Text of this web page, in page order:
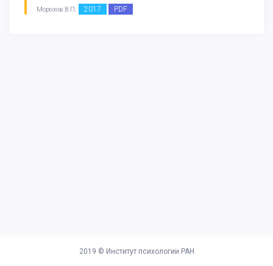
Морозов В.П. 2017 PDF
2019 © Институт психологии РАН